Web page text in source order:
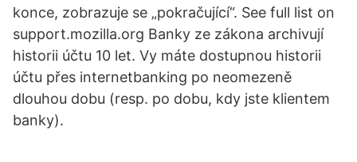
konce, zobrazuje se „pokračující“. See full list on
support.mozilla.org Banky ze zákona archivují
historii účtu 10 let. Vy máte dostupnou historii
účtu přes internetbanking po neomezeně
dlouhou dobu (resp. po dobu, kdy jste klientem
banky).